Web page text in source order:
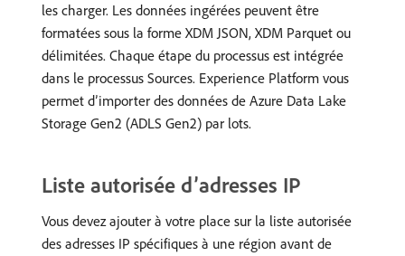
les charger. Les données ingérées peuvent être
formatées sous la forme XDM JSON, XDM Parquet ou
délimitées. Chaque étape du processus est intégrée
dans le processus Sources. Experience Platform vous
permet d’importer des données de Azure Data Lake
Storage Gen2 (ADLS Gen2) par lots.
Liste autorisée d’adresses IP
Vous devez ajouter à votre place sur la liste autorisée
des adresses IP spécifiques à une région avant de